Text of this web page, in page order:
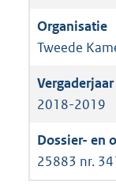
Tweede
2018-2019
25883 nr.